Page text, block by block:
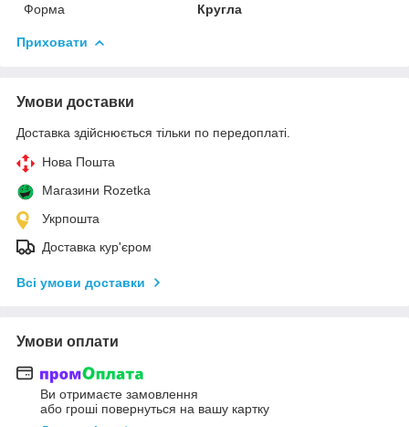
Форма
Кругла
Приховати
Умови доставки
Доставка здійснюється тільки по передоплаті.
Нова Пошта
Магазини Rozetka
Укрпошта
Доставка кур'єром
Всі умови доставки
Умови оплати
Ви отримаєте замовлення
або гроші повернуться на вашу картку